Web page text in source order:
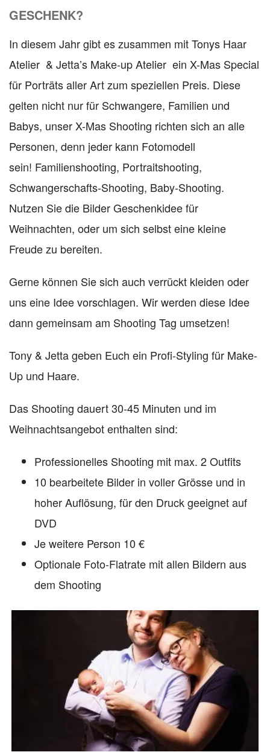
GESCHENK?
In diesem Jahr gibt es zusammen mit Tonys Haar
Atelier & Jetta’s Make-up Atelier ein X-Mas Special
für Porträts aller Art zum speziellen Preis. Diese
gelten nicht nur für Schwangere, Familien und
Babys, unser X-Mas Shooting richten sich an alle
Personen, denn jeder kann Fotomodell
sein! Familienshooting, Portraitshooting,
Schwangerschafts-Shooting, Baby-Shooting.
Nutzen Sie die Bilder Geschenkidee für
Weihnachten, oder um sich selbst eine kleine
Freude zu bereiten.
Gerne können Sie sich auch verrückt kleiden oder
uns eine Idee vorschlagen. Wir werden diese Idee
dann gemeinsam am Shooting Tag umsetzen!
Tony & Jetta geben Euch ein Profi-Styling für Make-
Up und Haare.
Das Shooting dauert 30-45 Minuten und im
Weihnachtsangebot enthalten sind:
Professionelles Shooting mit max. 2 Outfits
10 bearbeitete Bilder in voller Grösse und in
hoher Auflösung, für den Druck geeignet auf
DVD
Je weitere Person 10 €
Optionale Foto-Flatrate mit allen Bildern aus
dem Shooting